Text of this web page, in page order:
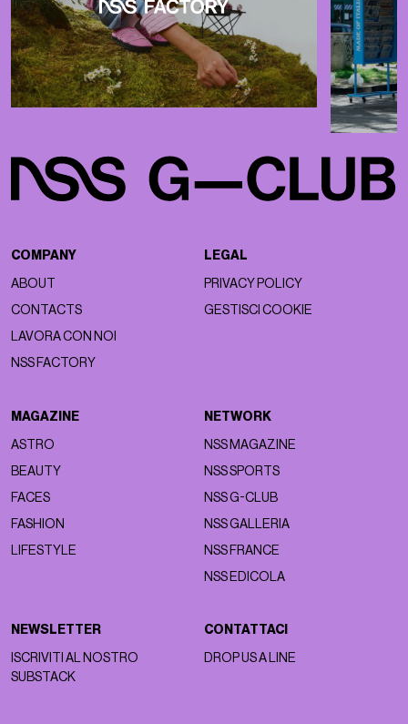
COMPANY
ABOUT
CONTACTS
LAVORA CON NOI
NSS FACTORY
LEGAL
PRIVACY POLICY
GESTISCI COOKIE
MAGAZINE
ASTRO
BEAUTY
FACES
FASHION
LIFESTYLE
NETWORK
NSS MAGAZINE
NSS SPORTS
NSS G-CLUB
NSS GALLERIA
NSS FRANCE
NSS EDICOLA
NEWSLETTER
ISCRIVITI AL NOSTRO
SUBSTACK
CONTATTACI
DROP US A LINE